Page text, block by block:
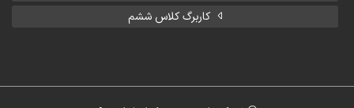
کاربرگ کلاس ششم